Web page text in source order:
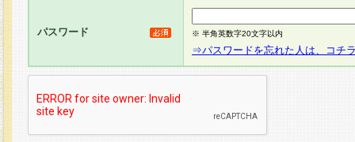
パスワード ※ 半角英数字20文字以内
⇒パスワードを忘れた人は、コチ